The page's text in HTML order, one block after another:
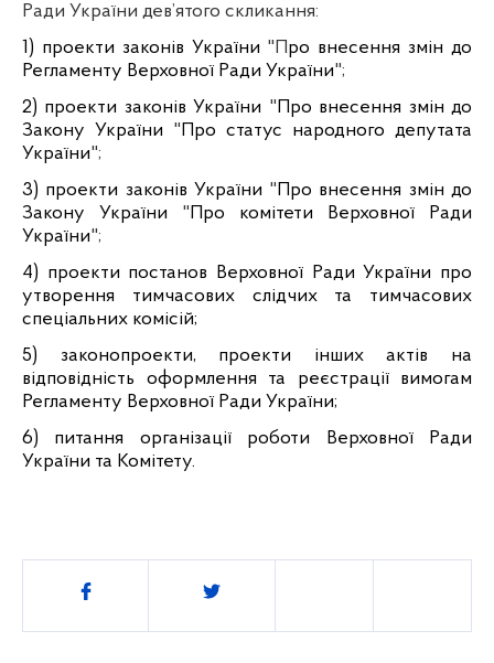
Ради України дев’ятого скликання:
1) проекти законів України "Про внесення змін до
Регламенту Верховної Ради України";
2) проекти законів України " Про внесення змін до
Закону України " Про статус народного депутата
України";
3) проекти законів України " Про внесення змін до
Закону України " Про комітети Верховної Ради
України";
4) проекти постанов Верховної Ради України про
утворення тимчасових слідчих та тимчасових
спеціальних комісій;
5) законопроекти, проекти інших актів на
відповідність оформлення та реєстрації вимогам
Регламенту Верховної Ради України;
6) питання організації роботи Верховної Ради
України та Комітету.
Поділитись